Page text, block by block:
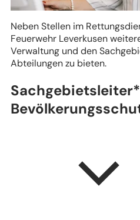
Neben Stellen im
Feuerwehr Leverkusen
Verwaltung und den
Abteilungen zu bieten.